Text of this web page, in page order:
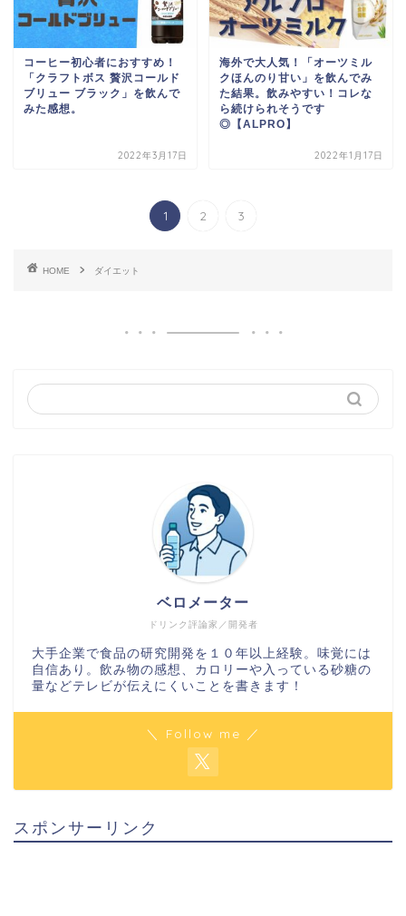
コーヒー初心者におすすめ！
「クラフトボス 贅沢コールド
ブリュー ブラック」を飲んで
みた感想。
2022年3月17日
海外で大人気！「オーツミル
クほんのり甘い」を飲んでみ
た結果。飲みやすい！コレな
ら続けられそうです
◎【ALPRO】
2022年1月17日
1 2 3
HOME ダイエット
ドリンク評論家／開発者
ベロメーター
大手企業で食品の研究開発を１０年以上経験。味覚には
自信あり。飲み物の感想、カロリーや入っている砂糖の
量などテレビが伝えにくいことを書きます！
＼ Follow me ／
スポンサーリンク